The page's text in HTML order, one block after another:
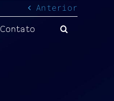
Contato
Anterior